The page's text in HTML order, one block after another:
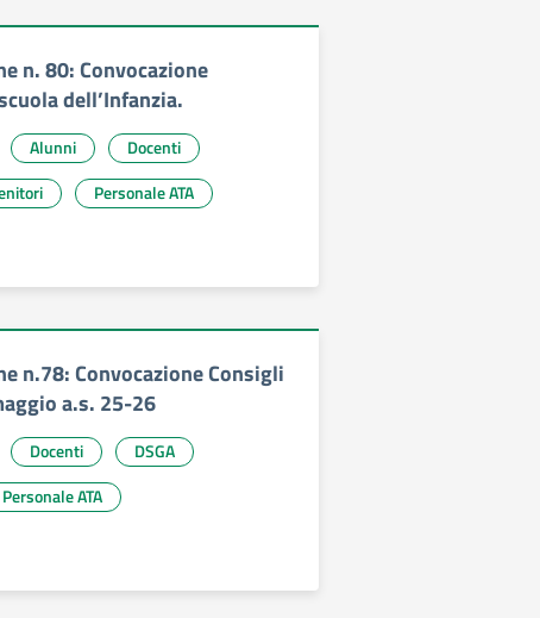
n. 80: Convocazione
dell’Infanzia.
Alunni
Docenti
Personale ATA
n.78: Convocazione Consigli
a.s. 25-26
Docenti
DSGA
Personale ATA